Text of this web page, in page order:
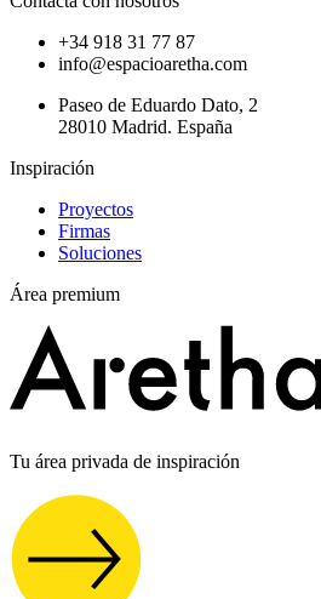
+34 918 31 77 87
info@espacioaretha.com
Paseo de Eduardo Dato, 2
28010 Madrid. España
Inspiración
Proyectos
Firmas
Soluciones
Área premium
Tu área privada de inspiración